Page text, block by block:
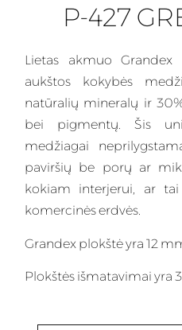
P-427
Lietas akmuo Grandex
aukštos kokybės
natūralių mineralų ir
bei pigmentų. Šis
medžiagai
paviršių be porų ar
kokiam interjerui, ar
komercinės erdvės.
Grandex plokštė yra 12
Plokštės išmatavimai yra